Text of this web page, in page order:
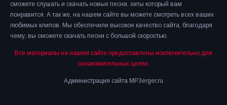
сможете слушать и скачать новые песни, хиты который вам
понравится. А так же, на нашем сайте вы можете смотреть всех ваших
любимых клипов. Мы обеспечили высокое качество сайта, благодаря
чему, вы сможете скачать песни с большой скоростью.
Все материалы на нашем сайте предоставлены исключительно для
ознакомительных целях.
Администрация сайта MP3erger.ru